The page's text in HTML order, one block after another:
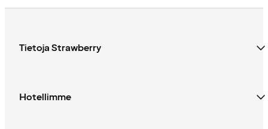
Tietoja Strawberry
Hotellimme